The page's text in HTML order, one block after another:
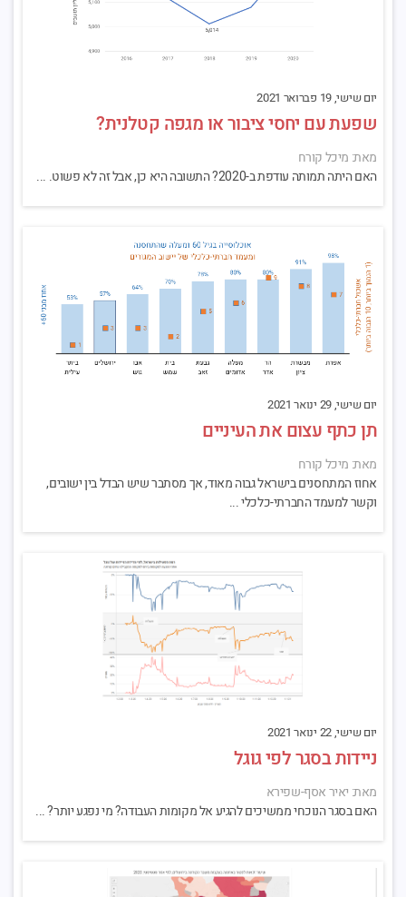
יום שישי, 19 פברואר 2021
שפעת עם יחסי ציבור או מגפה קטלנית?
מאת: מיכל קורח
האם היתה תמותה עודפת ב-2020? התשובה היא כן, אבל זה לא פשוט. ...
יום שישי, 29 ינואר 2021
תן כתף עצום את העיניים
מאת: מיכל קורח
אחוז המתחסנים בישראל גבוה מאוד, אך מסתבר שיש הבדל בין ישובים,
וקשר למעמד החברתי-כלכלי ...
יום שישי, 22 ינואר 2021
ניידות בסגר לפי גוגל
מאת: יאיר אסף-שפירא
האם בסגר הנוכחי ממשיכים להגיע אל מקומות העבודה? מי נפגע יותר? ...